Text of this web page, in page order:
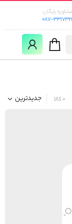
مشاوره رایگان:
087-
جدیدترین 0 کالا